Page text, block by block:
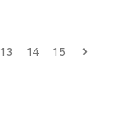
13 14 15